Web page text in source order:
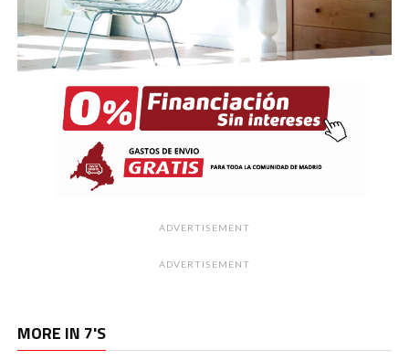
ADVERTISEMENT
ADVERTISEMENT
MORE IN 7'S